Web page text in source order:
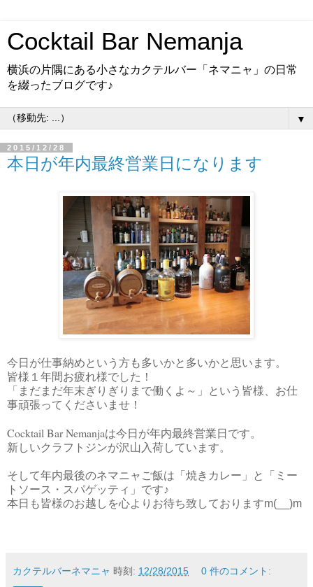
Cocktail Bar Nemanja
横浜の片隅にある小さなカクテルバー「ネマニャ」の日常
を綴ったブログです♪
▼
2015/12/28
本日が年内最終営業日になります
今日が仕事納めという方も多いかと多いかと思います。
皆様１年間お疲れ様でした！
「まだまだ年末ぎりぎりまで働くよ～」という皆様、お仕
事頑張ってくださいませ！
Cocktail Bar Nemanjaは今日が年内最終営業日です。
新しいクラフトジンが沢山入荷しています。
そして年内最後のネマニャご飯は「焼きカレー」と「ミー
トソース・スパゲッティ」です♪
本日も皆様のお越しを心よりお待ち致しておりますm(__)m
カクテルバーネマニャ 時刻: 12/28/2015 0 件のコメント: